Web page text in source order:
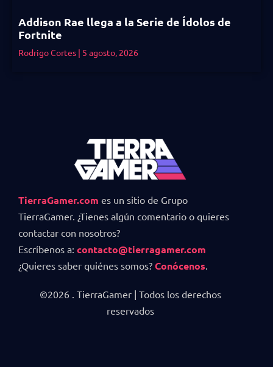
Addison Rae llega a la Serie de Ídolos de
Fortnite
Rodrigo Cortes 5 agosto, 2026
TierraGamer.com es un sitio de Grupo
TierraGamer. ¿Tienes algún comentario o quieres
contactar con nosotros?
Escríbenos a: contacto@tierragamer.com
¿Quieres saber quiénes somos? Conócenos
©2026 . TierraGamer | Todos los derechos
reservados